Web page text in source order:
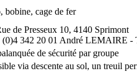
bobine, cage de fer
de Presseux 10, 4140 Sprimont
342 20 01 André LEMAIRE
de sécurité par groupe
via descente au sol, un treuil